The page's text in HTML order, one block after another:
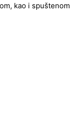
kao i spuštenom